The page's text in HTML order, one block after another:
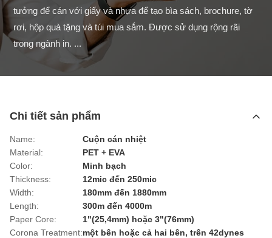
tưởng để cán với giấy và nhựa để tạo bìa sách, brochure, tờ
rơi, hộp quà tặng và túi mua sắm. Được sử dụng rộng rãi
trong ngành in. ...
Chi tiết sản phẩm
Name:
Cuộn cán nhiệt
Material:
PET + EVA
Color:
Minh bạch
Thickness:
12mic đến 250mic
Width:
180mm đến 1880mm
Length:
300m đến 4000m
Paper Core:
1"(25,4mm) hoặc 3"(76mm)
Corona Treatment:một bên hoặc cả hai bên, trên 42dynes